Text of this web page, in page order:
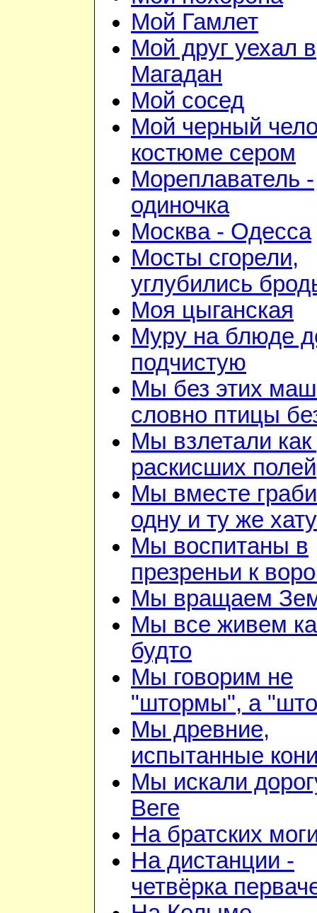
Мой Гамлет
Мой друг уехал в
Магадан
Мой сосед
Мой черный
костюме сером
Мореплаватель -
одиночка
Москва - Одесса
Мосты сгорели,
углубились
Моя цыганская
Муру на блюде
подчистую
Мы без этих
словно птицы
Мы взлетали как
раскисших полей
Мы вместе
одну и ту же хату
Мы воспитаны в
презреньи к
Мы вращаем
Мы все живем
будто
Мы говорим не
"штормы", а
Мы древние,
испытанные
Мы искали
Веге
На братских
На дистанции -
четвёрка